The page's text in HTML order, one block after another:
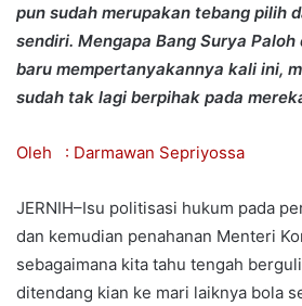
pun sudah merupakan tebang pilih
sendiri. Mengapa Bang Surya
baru mempertanyakannya kali ini,
sudah tak lagi berpihak pada
Oleh : Darmawan Sepriyossa
JERNIH–Isu politisasi hukum pada
dan kemudian penahanan Menteri
sebagaimana kita tahu tengah
ditendang kian ke mari laiknya bola